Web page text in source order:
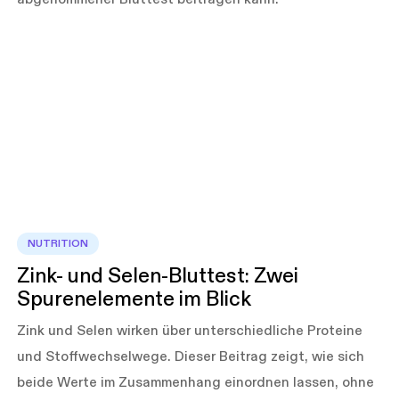
NUTRITION
Zink- und Selen-Bluttest: Zwei
Spurenelemente im Blick
Zink und Selen wirken über unterschiedliche Proteine
und Stoffwechselwege. Dieser Beitrag zeigt, wie sich
beide Werte im Zusammenhang einordnen lassen, ohne